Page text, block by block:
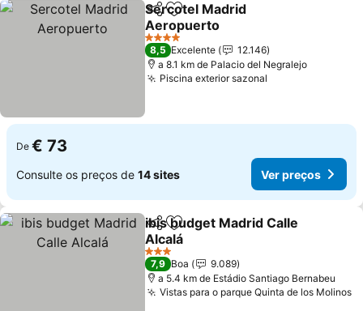
PartilharAdicionar aos favoritos
Sercotel Madrid
Aeropuerto
4 Estrelas
8,5 Excelente
12.146
a 8.1 km de Palacio del Negralejo
Piscina exterior sazonal
De € 73
Consulte os preços de 14 sites Ver preços
PartilharAdicionar aos favoritos
ibis budget Madrid Calle
Alcalá
3 Estrelas
7,9 Boa
9.089
a 5.4 km de Estádio Santiago Bernabeu
Vistas para o parque Quinta de los Molinos